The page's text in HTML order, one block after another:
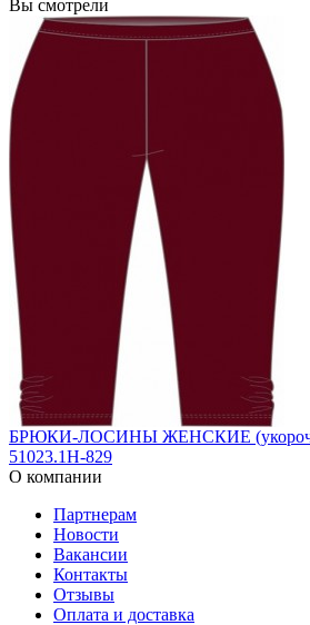
Вы смотрели
БРЮКИ-ЛОСИНЫ ЖЕНСКИЕ (укороч.)
51023.1H-829
О компании
Партнерам
Новости
Вакансии
Контакты
Отзывы
Оплата и доставка